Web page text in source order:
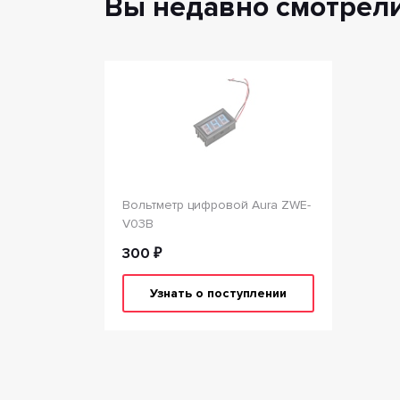
Вы недавно
Вольтметр цифровой Aura ZWE-
V03B
300 ₽
Узнать о поступлении